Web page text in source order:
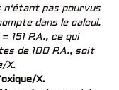
pas pourvus
dans le calcul.
151 P.A., ce qui
de 100 P.A., soit
X.
X.